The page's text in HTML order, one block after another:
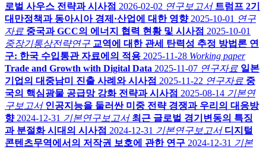
로벌 사우스 전략과 시사점 2026-02-02 연구보고서 트럼프 2기
대만정책과 동아시아 경제·산업에 대한 영향 2025-10-01 연구
자료 중국과 GCC의 에너지 협력 현황 및 시사점 2025-10-01
중장기통상전략연구 교역에 대한 관세 탄력성 추정 방법론 연
구: 한국 수입통관 자료에의 적용 2025-11-28 Working paper
Trade and Growth with Digital Data 2025-11-07 연구자료 일본
기업의 대중남미 진출 사례와 시사점 2025-11-22 연구자료 중
국의 핵심광물 공급망 강화 전략과 시사점 2025-08-14 기본연
구보고서 인공지능을 둘러싼 미중 전략 경쟁과 우리의 대응방
향 2024-12-31 기본연구보고서 최근 글로벌 경기변동의 특징
과 분절화 시대의 시사점 2024-12-31 기본연구보고서 디지털
콘텐츠무역에서의 저작권 보호에 관한 연구 2024-12-31 기본